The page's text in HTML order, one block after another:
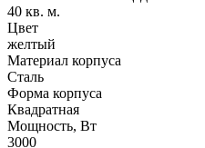
40 кв. м.
Цвет
желтый
Материал корпуса
Сталь
Форма корпуса
Квадратная
Мощность, Вт
3000